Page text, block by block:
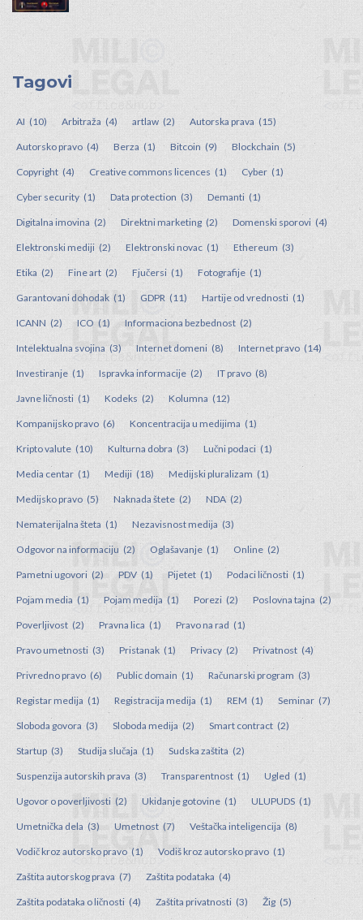
Tagovi
AI (10) Arbitraža (4) artlaw (2) Autorska prava (15)
Autorsko pravo (4) Berza (1) Bitcoin (9) Blockchain (5)
Copyright (4) Creative commons licences (1) Cyber (1)
Cyber security (1) Data protection (3) Demanti (1)
Digitalna imovina (2) Direktni marketing (2) Domenski sporovi (4)
Elektronski mediji (2) Elektronski novac (1) Ethereum (3)
Etika (2) Fine art (2) Fjučersi (1) Fotografije (1)
Garantovani dohodak (1) GDPR (11) Hartije od vrednosti (1)
ICANN (2) ICO (1) Informaciona bezbednost (2)
Intelektualna svojina (3) Internet domeni (8) Internet pravo (14)
Investiranje (1) Ispravka informacije (2) IT pravo (8)
Javne ličnosti (1) Kodeks (2) Kolumna (12)
Kompanijsko pravo (6) Koncentracija u medijima (1)
Kripto valute (10) Kulturna dobra (3) Lučni podaci (1)
Media centar (1) Mediji (18) Medijski pluralizam (1)
Medijsko pravo (5) Naknada štete (2) NDA (2)
Nematerijalna šteta (1) Nezavisnost medija (3)
Odgovor na informaciju (2) Oglašavanje (1) Online (2)
Pametni ugovori (2) PDV (1) Pijetet (1) Podaci ličnosti (1)
Pojam media (1) Pojam medija (1) Porezi (2) Poslovna tajna (2)
Poverljivost (2) Pravna lica (1) Pravo na rad (1)
Pravo umetnosti (3) Pristanak (1) Privacy (2) Privatnost (4)
Privredno pravo (6) Public domain (1) Računarski program (3)
Registar medija (1) Registracija medija (1) REM (1) Seminar (7)
Sloboda govora (3) Sloboda medija (2) Smart contract (2)
Startup (3) Studija slučaja (1) Sudska zaštita (2)
Suspenzija autorskih prava (3) Transparentnost (1) Ugled (1)
Ugovor o poverljivosti (2) Ukidanje gotovine (1) ULUPUDS (1)
Umetnička dela (3) Umetnost (7) Veštačka inteligencija (8)
Vodič kroz autorsko pravo (1) Vodiš kroz autorsko pravo (1)
Zaštita autorskog prava (7) Zaštita podataka (4)
Zaštita podataka o ličnosti (4) Zaštita privatnosti (3) Žig (5)